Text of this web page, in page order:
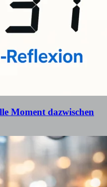
Moment dazwischen